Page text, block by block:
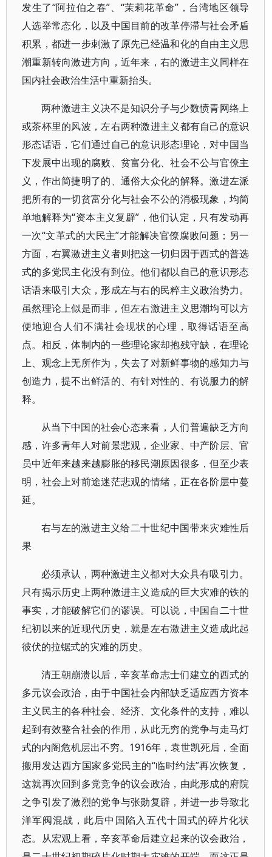
发生了“阿拉伯之春”、“茉莉花革命”，台湾地区领导
人选举常态化，以及中国目前的改革停滞与社会矛盾
积累，都进一步刺激了原先已经温和化的自由主义思
潮重新转向激进方向，近年来，右的激进主义同样在
国内社会政治生活中重新抬头。
两种激进主义决不是知识分子与少数愤青网络上
或茶杯里的风波，左右两种激进主义都有自己的意识
形态话语，它们通过自己的意识形态理论，对中国当
下发展中出现的腐败、贫富分化、社会不公与官僚主
义，作出简捷明了的、通俗大众化的解释。激进左派
把所有的一切贫富分化与社会不公的消极现象，均简
单地解释为“资本主义复辟”，他们认定，只有发动再
一次“文革式的大民主”才能解决官僚腐败问题；另一
方面，右翼激进主义者则把这一切归因于西式的普选
式的多党民主化没有到位。他们都以自己的意识形态
话语来吸引大众，形成左与右的民粹主义政治势力。
虽然理论上似是而非，但左右激进主义思潮均可以方
便地迎合人们不满社会现状的心理，取得话语至高
点。相反，体制内的一些理论家却抱残守缺，在理论
上、观念上无所作为，失去了对新鲜事物的感知力与
创造力，提不出鲜活的、有针对性的、有说服力的解
释。
从当下中国的社会心态来看，人们普遍缺乏方向
感，许多青年人对前景悲观，企业家、中产阶层、官
员中近年来越来越膨胀的移民潮原因很多，但至少表
明，社会上对前途迷茫悲观的情绪，正在各阶层中蔓
延。
右与左的激进主义给二十世纪中国带来灾难性后
果
必须承认，两种激进主义都对大众具有吸引力。
只有揭示历史上两种激进主义造成的巨大灾难的铁的
事实，才能破解它们的谬误。可以说，中国自二十世
纪初以来的近现代历史，就是左右激进主义造成此起
彼伏的拉锯式的灾难的历史。
清王朝崩溃以后，辛亥革命志士们建立的西式的
多元议会政治，由于中国社会内部缺乏适应西方资本
主义民主的各种社会、经济、文化条件的支持，难以
起到有效整合社会的作用，从此无穷的党争与走马灯
式的内阁危机层出不穷。1916年，袁世凯死后，全面
搬用发达西方国家多党民主的“临时约法”再次恢复，
这就再次回到多党竞争的议会政治，由此形成的府院
之争引发了激烈的党争与张勋复辟，并进一步导致北
洋军阀混战，此后中国陷入五代十国式的碎片化状
态。从宏观上看，辛亥革命后建立起来的议会政治，